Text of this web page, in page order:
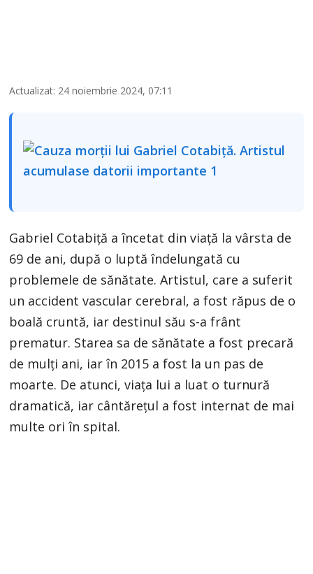
Actualizat: 24 noiembrie 2024, 07:11
Gabriel Cotabiță a încetat din viață la vârsta de
69 de ani, după o luptă îndelungată cu
problemele de sănătate. Artistul, care a suferit
un accident vascular cerebral, a fost răpus de o
boală cruntă, iar destinul său s-a frânt
prematur. Starea sa de sănătate a fost precară
de mulți ani, iar în 2015 a fost la un pas de
moarte. De atunci, viața lui a luat o turnură
dramatică, iar cântărețul a fost internat de mai
multe ori în spital.